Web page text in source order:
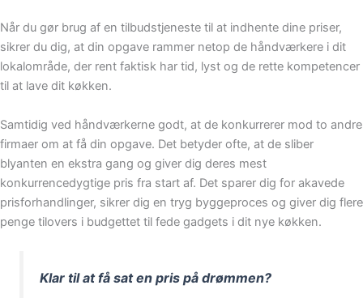
Når du gør brug af en tilbudstjeneste til at indhente dine priser,
sikrer du dig, at din opgave rammer netop de håndværkere i dit
lokalområde, der rent faktisk har tid, lyst og de rette kompetencer
til at lave dit køkken.
Samtidig ved håndværkerne godt, at de konkurrerer mod to andre
firmaer om at få din opgave. Det betyder ofte, at de sliber
blyanten en ekstra gang og giver dig deres mest
konkurrencedygtige pris fra start af. Det sparer dig for akavede
prisforhandlinger, sikrer dig en tryg byggeproces og giver dig flere
penge tilovers i budgettet til fede gadgets i dit nye køkken.
Klar til at få sat en pris på drømmen?